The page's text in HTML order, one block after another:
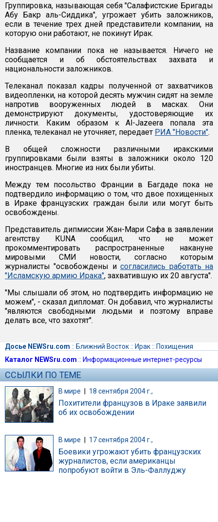
Группировка, называющая себя "Салафистские Бригады
Абу Бакр аль-Сиддика", угрожает убить заложников,
если в течение трех дней представители компании, на
которую они работают, не покинут Ирак.
Название компании пока не называется. Ничего не
сообщается и об обстоятельствах захвата и
национальности заложников.
Телеканал показал кадры полученной от захватчиков
видеопленки, на которой десять мужчин сидят на земле
напротив вооруженных людей в масках. Они
демонстрируют документы, удостоверяющие их
личности. Каким образом к Al-Jazeera попала эта
пленка, телеканал не уточняет, передает РИА "Новости".
В общей сложности различными иракскими
группировками были взяты в заложники около 120
иностранцев. Многие из них были убиты.
Между тем посольство Франции в Багдаде пока не
подтвердило информацию о том, что двое похищенных
в Ираке французских граждан были или могут быть
освобождены.
Представитель дипмиссии Жан-Мари Сафа в заявлении
агентству КUNA сообщил, что не может
прокомментировать распространенные накануне
мировыми СМИ новости, согласно которым
журналисты "освобождены исогласились работать на
"Исламскую армию Ирака", захватившую их 20 августа".
"Мы слышали об этом, но подтвердить информацию не
можем", - сказал дипломат. Он добавил, что журналисты
"являются свободными людьми и поэтому вправе
делать все, что захотят".
Досье NEWSru.com :: Ближний Восток:: Ирак:: Похищения
Каталог NEWSru.com :: Информационные интернет-ресурсы
ССЫЛКИ ПО ТЕМЕ
В мире | 18 сентября 2004 г.,
Похитители французов в Ираке заявили
об их освобождении
В мире 17 сентября 2004 г.,
Боевики угрожают убить французских
журналистов, если американцы
попробуют войти в Эль-Фаллуджу